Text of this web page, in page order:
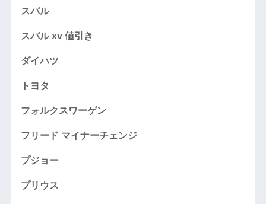
スバル
スバル xv 値引き
ダイハツ
トヨタ
フォルクスワーゲン
フリード マイナーチェンジ
プジョー
プリウス